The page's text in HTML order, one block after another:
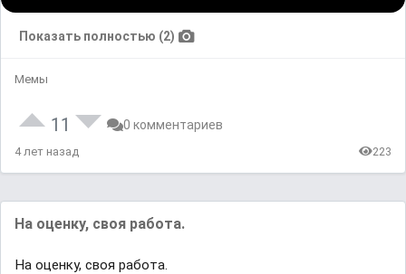
Показать полностью (2)
Мемы
11 0 комментариев
4 лет назад 223
На оценку, своя работа.
На оценку, своя работа.